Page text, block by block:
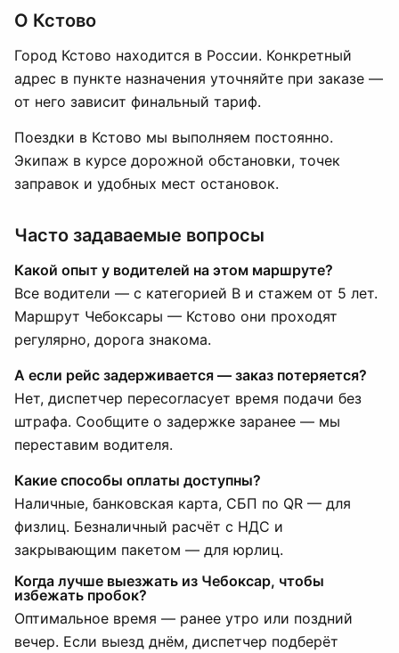
О Кстово
Город Кстово находится в России. Конкретный
адрес в пункте назначения уточняйте при заказе —
от него зависит финальный тариф.
Поездки в Кстово мы выполняем постоянно.
Экипаж в курсе дорожной обстановки, точек
заправок и удобных мест остановок.
Часто задаваемые вопросы
Какой опыт у водителей на этом маршруте?
Все водители — с категорией B и стажем от 5 лет.
Маршрут Чебоксары — Кстово они проходят
регулярно, дорога знакома.
А если рейс задерживается — заказ потеряется?
Нет, диспетчер пересогласует время подачи без
штрафа. Сообщите о задержке заранее — мы
переставим водителя.
Какие способы оплаты доступны?
Наличные, банковская карта, СБП по QR — для
физлиц. Безналичный расчёт с НДС и
закрывающим пакетом — для юрлиц.
Когда лучше выезжать из Чебоксар, чтобы
избежать пробок?
Оптимальное время — ранее утро или поздний
вечер. Если выезд днём, диспетчер подберёт